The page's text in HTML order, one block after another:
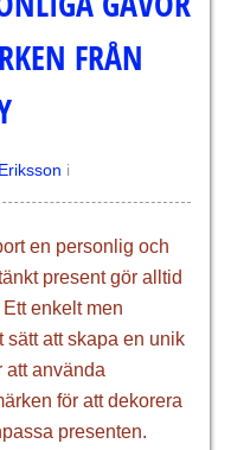
FRÅN
i
en personlig och
present gör alltid
enkelt men
sätt att skapa en unik
att använda
för att dekorera
presenten.